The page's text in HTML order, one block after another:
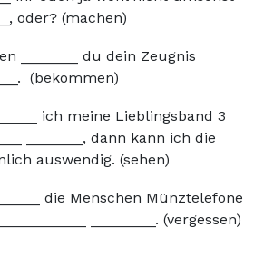
oder? (machen)
_______ du dein Zeugnis
(bekommen)
ich meine Lieblingsband 3
_______, dann kann ich die
auswendig. (sehen)
die Menschen Münztelefone
________. (vergessen)